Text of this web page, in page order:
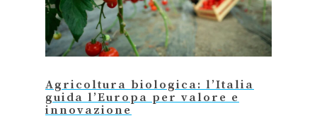
Agricoltura biologica: l’Italia
guida l’Europa per valore e
innovazione